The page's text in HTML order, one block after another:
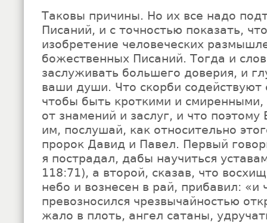
Таковы причины. Но их все надо
Писаний, и с точностью показать,
изобретение человеческих
божественных Писаний. Тогда и
заслуживать большего доверия, и
ваши души. Что скорби содействуют
чтобы быть кроткими и смиренными,
от знамений и заслуг, и что поэтому
им, послушай, как относительно
пророк Давид и Павел. Первый
я пострадал, дабы научиться
118:71), а второй, сказав, что
небо и вознесен в рай, прибавил: «и
превозносился чрезвычайностью
жало в плоть, ангел сатаны,